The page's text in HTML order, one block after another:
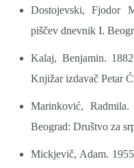
Dostojevski, Fjodor
piščev dnevnik I.
Kalaj, Benjamin.
Knjižar izdavač Petar
Marinković, Radmila.
Beograd: Društvo za
Mickjevič, Adam.